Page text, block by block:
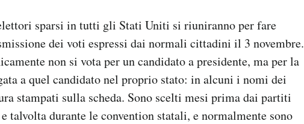
sparsi in tutti gli Stati Uniti si riuniranno per fare
dei voti espressi dai normali cittadini il 3 novembre.
non si vota per un candidato a presidente, ma per la
a quel candidato nel proprio stato: in alcuni i nomi dei
stampati sulla scheda. Sono scelti mesi prima dai partiti
talvolta durante le convention statali, e normalmente sono